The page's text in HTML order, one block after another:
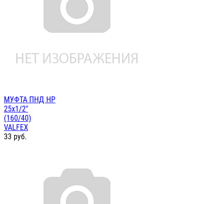
МУФТА ПНД НР
25х1/2"
(160/40)
VALFEX
33 руб.